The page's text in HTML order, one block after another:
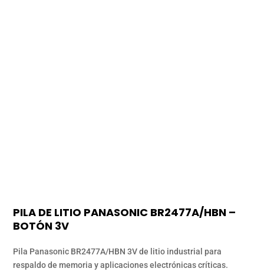
PILA DE LITIO PANASONIC BR2477A/HBN –
BOTÓN 3V
Pila Panasonic BR2477A/HBN 3V de litio industrial para
respaldo de memoria y aplicaciones electrónicas críticas.